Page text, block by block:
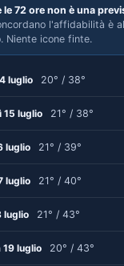
le 72 ore non è una
l'affidabilità è
Niente icone finte.
luglio 20° / 38°
15 luglio 21° / 38°
luglio 21° / 39°
luglio 21° / 40°
luglio 21° / 43°
19 luglio 20° / 43°